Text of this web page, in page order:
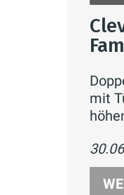
mit
im